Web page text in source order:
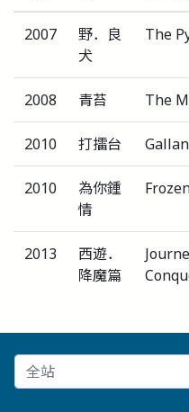
2007
野．良
犬
The
2008 青苔 The
2010 打擂台
2010
為你鍾
情
2013
西遊．
降魔篇